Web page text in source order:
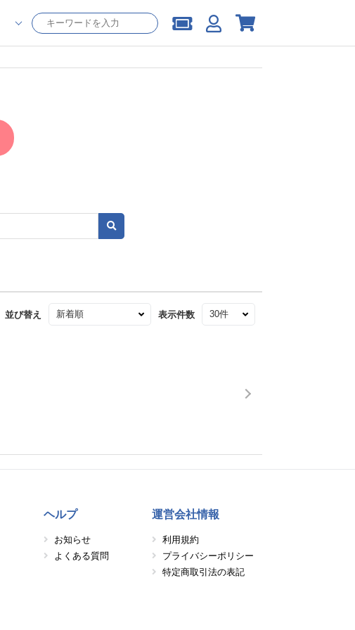
並び替え 表示件数
ヘルプ
お知らせ
よくある質問
運営会社情報
利用規約
プライバシーポリシー
特定商取引法の表記